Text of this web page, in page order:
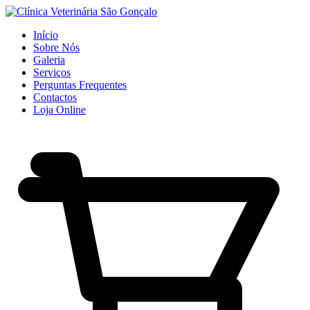
Início
Sobre Nós
Galeria
Serviços
Perguntas Frequentes
Contactos
Loja Online